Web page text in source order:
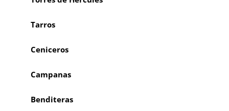
Tarros
Ceniceros
Campanas
Benditeras